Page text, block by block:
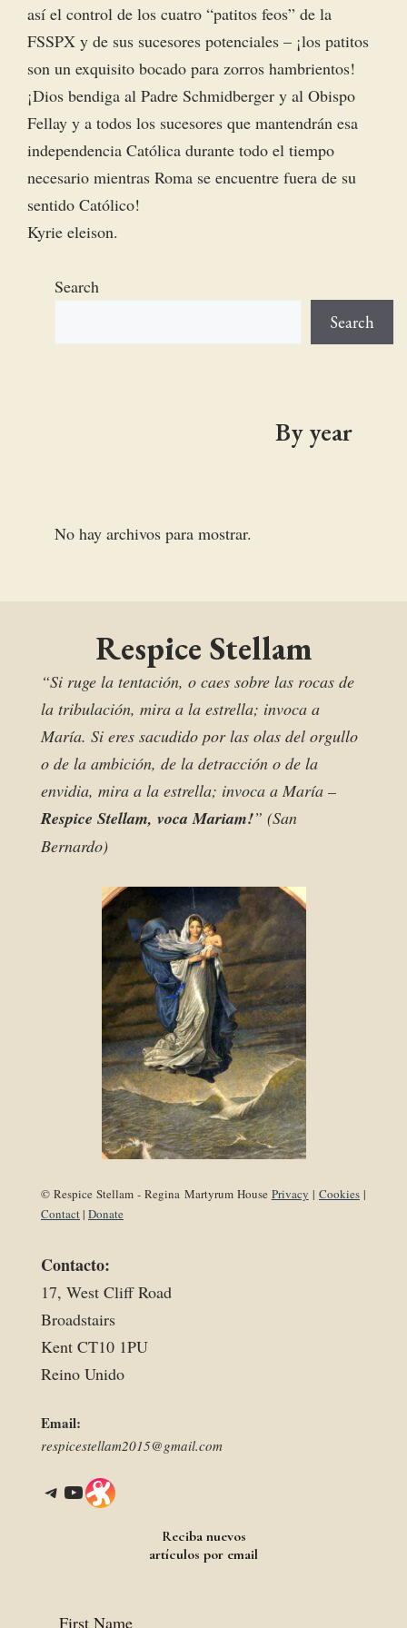
así el control de los cuatro “patitos feos” de la
FSSPX y de sus sucesores potenciales – ¡los patitos
son un exquisito bocado para zorros hambrientos!
¡Dios bendiga al Padre Schmidberger y al Obispo
Fellay y a todos los sucesores que mantendrán esa
independencia Católica durante todo el tiempo
necesario mientras Roma se encuentre fuera de su
sentido Católico!
Kyrie eleison.
Search
Search
By year
No hay archivos para mostrar.
Respice Stellam
“Si ruge la tentación, o caes sobre las rocas de
la tribulación, mira a la estrella; invoca a
María. Si eres sacudido por las olas del orgullo
o de la ambición, de la detracción o de la
envidia, mira a la estrella; invoca a María –
Respice Stellam, voca Mariam!” (San
Bernardo)
© Respice Stellam - Regina Martyrum House Privacy | Cookies|
Contact| Donate
Contacto:
17, West Cliff Road
Broadstairs
Kent CT10 1PU
Reino Unido
Email:
respicestellam2015@gmail.com
Telegram YouTube Link
Reciba nuevos
artículos por email
First Name